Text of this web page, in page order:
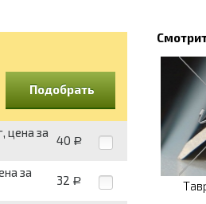
Подобрать
цена за
40 Р
за
32 Р